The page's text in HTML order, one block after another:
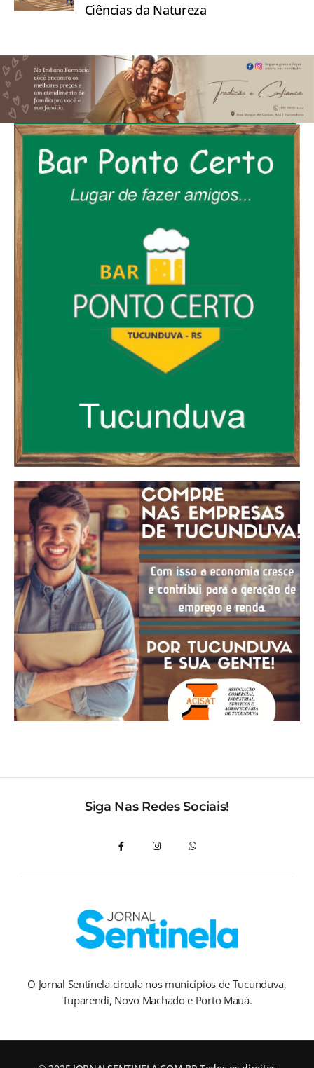
Ciências da Natureza
Siga Nas Redes Sociais!
O Jornal Sentinela circula nos municípios de Tucunduva,
Tuparendi, Novo Machado e Porto Mauá.